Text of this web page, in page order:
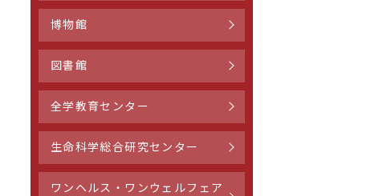
博物館
図書館
全学教育センター
生命科学総合研究センター
ワンヘルス・ワンウェルフェア